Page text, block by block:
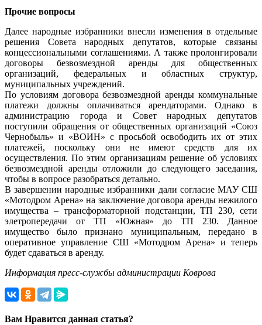
Прочие вопросы
Далее народные избранники внесли изменения в отдельные
решения Совета народных депутатов, которые связаны
концессиональными соглашениями. А также пролонгировали
договоры безвозмездной аренды для общественных
организаций, федеральных и областных структур,
муниципальных учреждений.
По условиям договора безвозмездной аренды коммунальные
платежи должны оплачиваться арендаторами. Однако в
администрацию города и Совет народных депутатов
поступили обращения от общественных организаций «Союз
Чернобыль» и «ВОИН» с просьбой освободить их от этих
платежей, поскольку они не имеют средств для их
осуществления. По этим организациям решение об условиях
безвозмездной аренды отложили до следующего заседания,
чтобы в вопросе разобраться детально.
В завершении народные избранники дали согласие МАУ СШ
«Мотодром Арена» на заключение договора аренды нежилого
имущества – трансформаторной подстанции, ТП 230, сети
элетропередачи от ТП «Южная» до ТП 230. Данное
имущество было признано муниципальным, передано в
оперативное управление СШ «Мотодром Арена» и теперь
будет сдаваться в аренду.
Информация пресс-службы администрации Коврова
Вам Нравится данная статья?